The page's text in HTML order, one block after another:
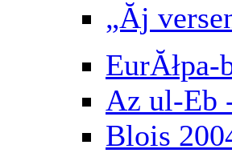
„Ăj
Az ul-Eb
Blois